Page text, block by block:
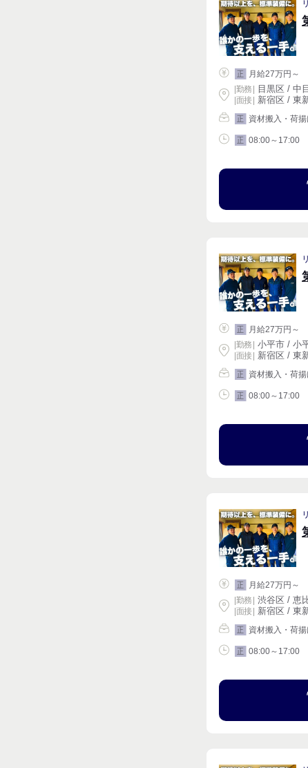
正
月給27万円～
|勤務 目黒区 / 中
| 面接 | 新宿区 / 東
正 資材搬入・荷
正 08:00～17:00
正
月給27万円～
|勤務 小平市 / 小
| 面接 | 新宿区 / 東
正 資材搬入・荷
正 08:00～17:00
正
月給27万円～
|勤務 渋谷区 / 恵
| 面接 | 新宿区 / 東
正 資材搬入・荷
正 08:00～17:00